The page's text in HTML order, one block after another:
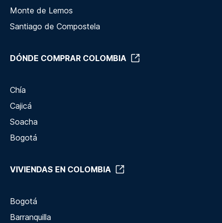
Monte de Lemos
Santiago de Compostela
DÓNDE COMPRAR COLOMBIA
Chía
Cajicá
Soacha
Bogotá
VIVIENDAS EN COLOMBIA
Bogotá
Barranquilla